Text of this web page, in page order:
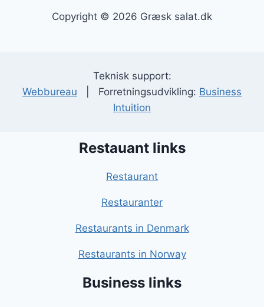
Copyright © 2026 Græsk salat.dk
Teknisk support:
Webbureau | Forretningsudvikling: Business
Intuition
Restauant links
Restaurant
Restauranter
Restaurants in Denmark
Restaurants in Norway
Business links